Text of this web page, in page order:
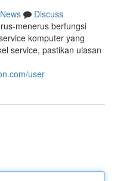
News
Discuss
menerus berfungsi
komputer yang
service, pastikan ulasan
user